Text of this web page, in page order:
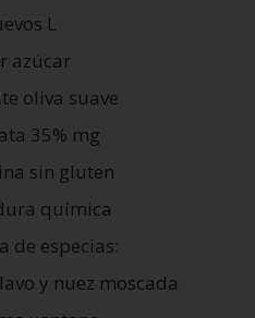
L
azúcar
oliva suave
35% mg
sin gluten
química
de especias:
y nuez moscada